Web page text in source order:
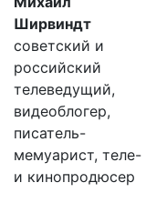
Ширвиндт
советский и
российский
телеведущий,
видеоблогер,
писатель-
мемуарист, теле-
и кинопродюсер